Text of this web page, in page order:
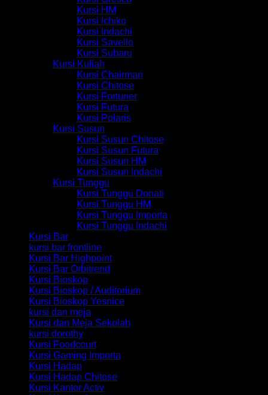
Kursi HM
Kursi Ichiko
Kursi Indachi
Kursi Savello
Kursi Subaru
Kursi Kuliah
Kursi Chairman
Kursi Chitose
Kursi Fortuner
Kursi Futura
Kursi Polaris
Kursi Susun
Kursi Susun Chitose
Kursi Susun Futura
Kursi Susun HM
Kursi Susun Indachi
Kursi Tunggu
Kursi Tunggu Donati
Kursi Tunggu HM
Kursi Tunggu Importa
Kursi Tunggu Indachi
Kursi Bar
kursi bar frontline
Kursi Bar Highpoint
Kursi Bar Orbitrend
Kursi Bioskop
Kursi Bioskop / Auditorium
Kursi Bioskop Yesnice
kursi dan meja
Kursi dan Meja Sekolah
kursi dorothy
Kursi Foodcourt
Kursi Gaming Importa
Kursi Hadap
Kursi Hadap Chitose
Kursi Kantor Activ